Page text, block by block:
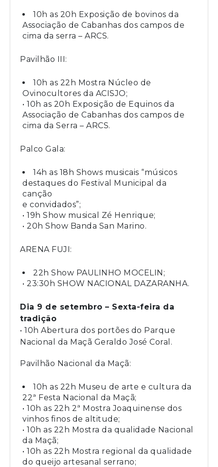
10h as 20h Exposição de bovinos da
Associação de Cabanhas dos campos de
cima da serra – ARCS.
Pavilhão III:
10h as 22h Mostra Núcleo de
Ovinocultores da ACISJO;
• 10h as 20h Exposição de Equinos da
Associação de Cabanhas dos campos de
cima da Serra – ARCS.
Palco Gala:
14h as 18h Shows musicais “músicos
destaques do Festival Municipal da
canção
e convidados”;
• 19h Show musical Zé Henrique;
• 20h Show Banda San Marino.
ARENA FUJI:
22h Show PAULINHO MOCELIN;
• 23:30h SHOW NACIONAL DAZARANHA.
Dia 9 de setembro – Sexta-feira da
tradição
• 10h Abertura dos portões do Parque
Nacional da Maçã Geraldo José Coral.
Pavilhão Nacional da Maçã:
10h as 22h Museu de arte e cultura da
22ª Festa Nacional da Maçã;
• 10h as 22h 2ª Mostra Joaquinense dos
vinhos finos de altitude;
• 10h as 22h Mostra da qualidade Nacional
da Maçã;
• 10h as 22h Mostra regional da qualidade
do queijo artesanal serrano;